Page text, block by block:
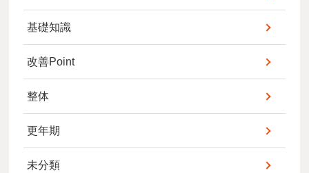
基礎知識
改善Point
整体
更年期
未分類